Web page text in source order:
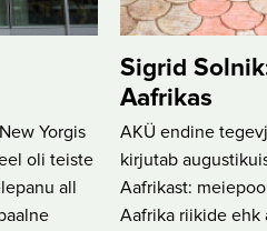
Yorgis
oli teiste
all
Sigrid
Aafrikas
AKÜ endine
kirjutab
Aafrikast:
Aafrika riikide ehk